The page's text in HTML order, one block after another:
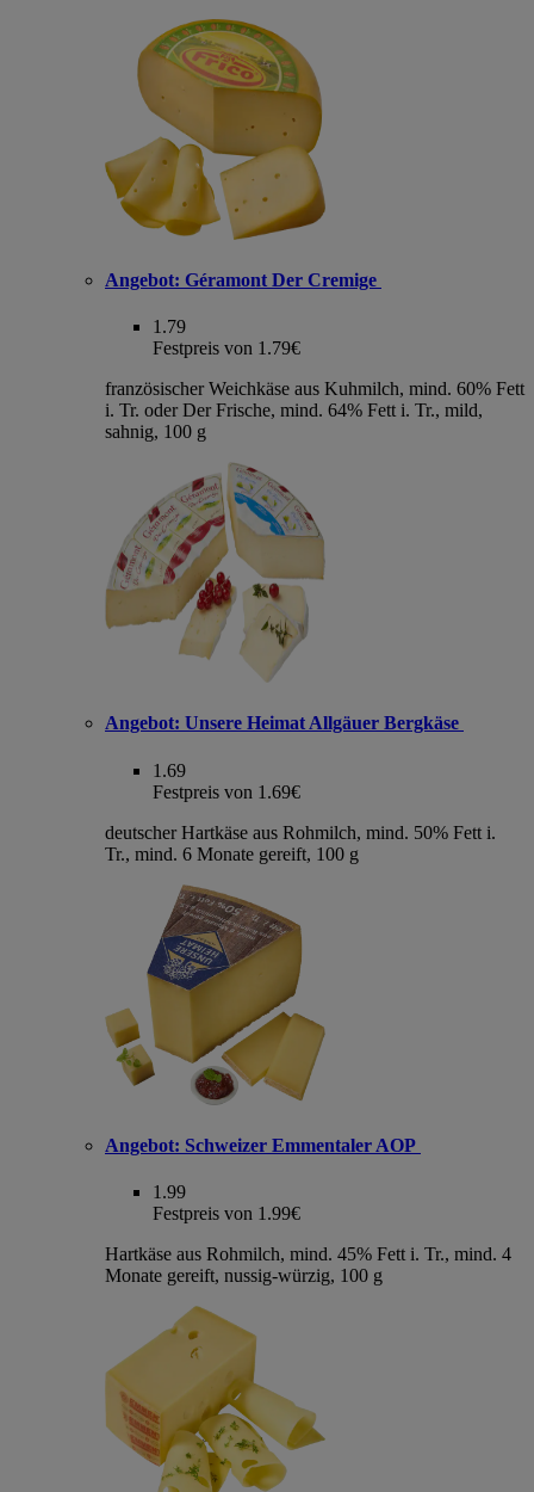
Angebot: Géramont Der Cremige
1.79
Festpreis von 1.79€
französischer Weichkäse aus Kuhmilch, mind. 60% Fett
i. Tr. oder Der Frische, mind. 64% Fett i. Tr., mild,
sahnig, 100 g
Angebot: Unsere Heimat Allgäuer Bergkäse
1.69
Festpreis von 1.69€
deutscher Hartkäse aus Rohmilch, mind. 50% Fett i.
Tr., mind. 6 Monate gereift, 100 g
Angebot: Schweizer Emmentaler AOP
1.99
Festpreis von 1.99€
Hartkäse aus Rohmilch, mind. 45% Fett i. Tr., mind. 4
Monate gereift, nussig-würzig, 100 g